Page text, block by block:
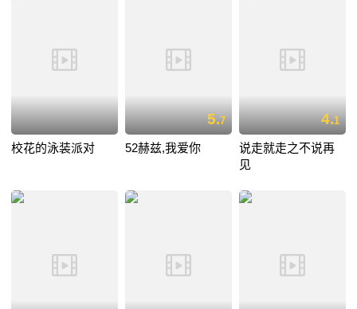
校花的泳装派对
5.7
52赫兹,我爱你
4.1
说走就走之不说再
见